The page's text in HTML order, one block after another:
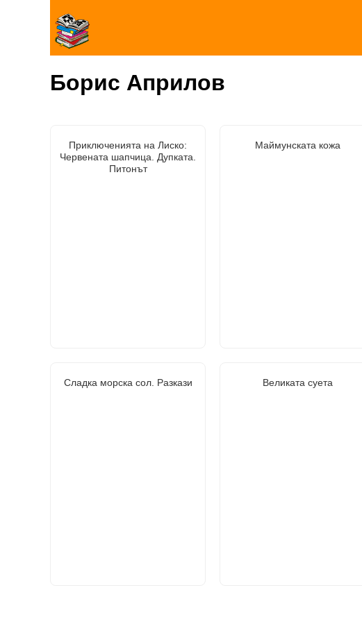
Борис Априлов
Приключенията на Лиско:
Червената шапчица. Дупката.
Питонът
Маймунската кожа
Сладка морска сол. Разкази Великата суета